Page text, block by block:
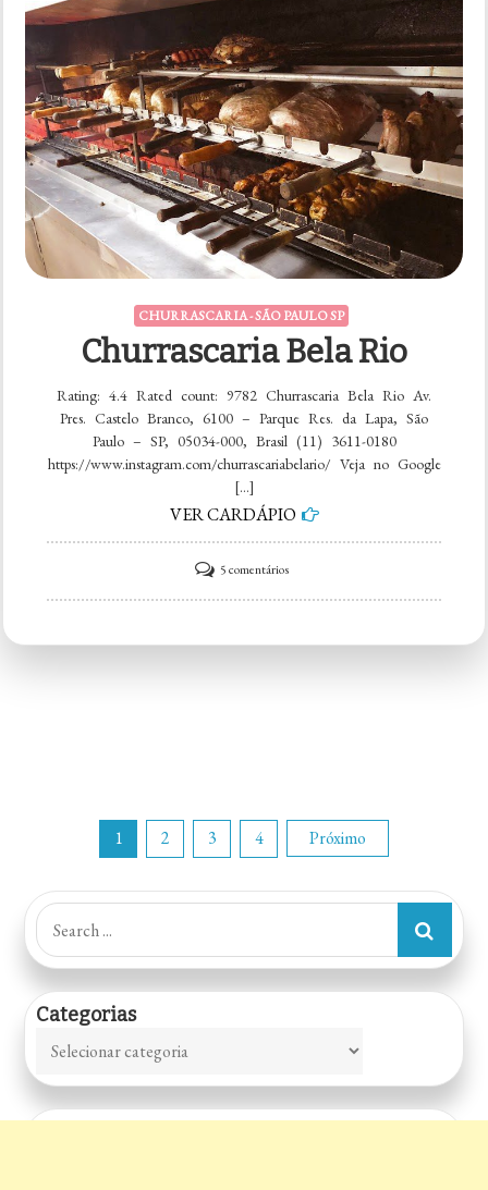
CHURRASCARIA - SÃO PAULO SP
Churrascaria Bela Rio
Rating: 4.4 Rated count: 9782 Churrascaria Bela Rio Av.
Pres. Castelo Branco, 6100 – Parque Res. da Lapa, São
Paulo – SP, 05034-000, Brasil (11) 3611-0180
https://www.instagram.com/churrascariabelario/ Veja no Google
[…]
VER CARDÁPIO
5 comentáriosem
Churrascaria
Paginação
de
posts
1 2 3 4 Próximo
Search
for:
Categorias
Categorias